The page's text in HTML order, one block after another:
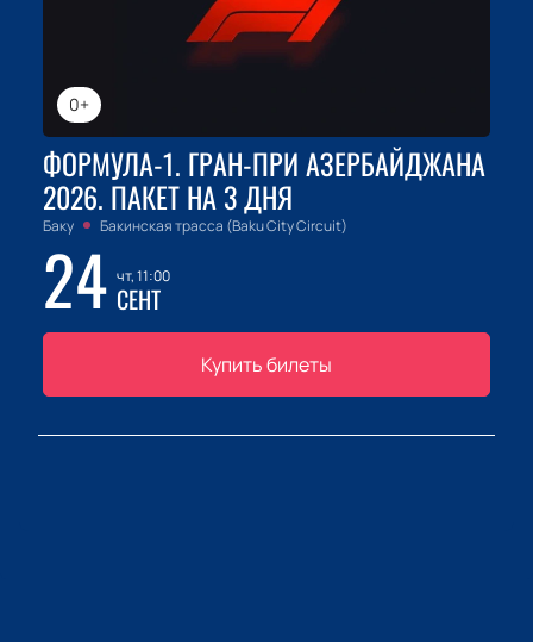
0+
ФОРМУЛА-1. ГРАН-ПРИ АЗЕРБАЙДЖАНА
2026. ПАКЕТ НА 3 ДНЯ
Баку Бакинская трасса (Baku City Circuit)
24 чт, 11:00
СЕНТ
Купить билеты